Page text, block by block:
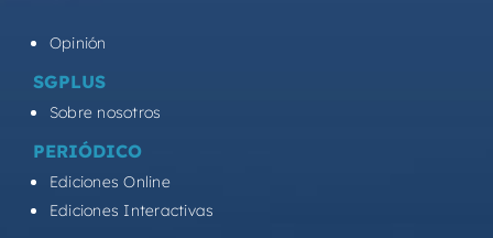
Opinión
SGPLUS
Sobre nosotros
PERIÓDICO
Ediciones Online
Ediciones Interactivas